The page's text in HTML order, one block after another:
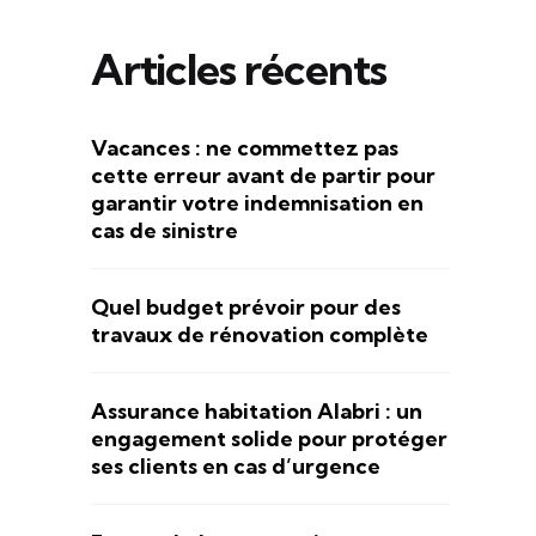
Articles récents
Vacances : ne commettez pas
cette erreur avant de partir pour
garantir votre indemnisation en
cas de sinistre
Quel budget prévoir pour des
travaux de rénovation complète
Assurance habitation Alabri : un
engagement solide pour protéger
ses clients en cas d’urgence